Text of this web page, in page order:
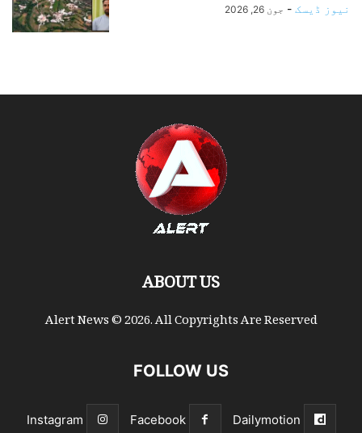
نیوز ڈیسک - جون 26, 2026
ABOUT US
Alert News © 2026. All Copyrights Are Reserved
FOLLOW US
Dailymotion
Facebook
Instagram